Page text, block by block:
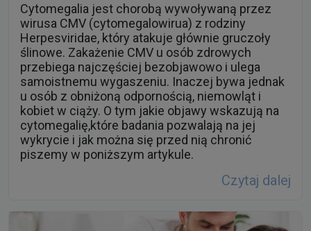
Cytomegalia jest chorobą wywoływaną przez
wirusa CMV (cytomegalowirua) z rodziny
Herpesviridae, który atakuje głównie gruczoły
ślinowe. Zakażenie CMV u osób zdrowych
przebiega najczęściej bezobjawowo i ulega
samoistnemu wygaszeniu. Inaczej bywa jednak
u osób z obniżoną odpornością, niemowląt i
kobiet w ciąży. O tym jakie objawy wskazują na
cytomegalię,które badania pozwalają na jej
wykrycie i jak można się przed nią chronić
piszemy w poniższym artykule.
Czytaj dalej